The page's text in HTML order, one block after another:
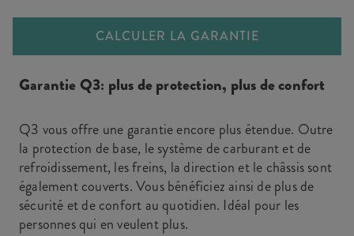
CALCULER LA GARANTIE
Garantie Q3: plus de protection, plus de confort
Q3 vous offre une garantie encore plus étendue. Outre
la protection de base, le système de carburant et de
refroidissement, les freins, la direction et le châssis sont
également couverts. Vous bénéficiez ainsi de plus de
sécurité et de confort au quotidien. Idéal pour les
personnes qui en veulent plus.